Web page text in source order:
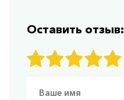
Оставить отзыв: